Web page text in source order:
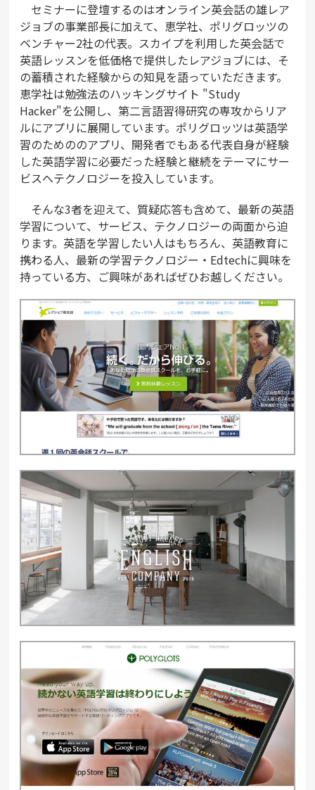
セミナーに登壇するのはオンライン英会話の雄レア
ジョブの事業部長に加えて、恵学社、ポリグロッツの
ベンチャー2社の代表。スカイプを利用した英会話で
英語レッスンを低価格で提供したレアジョブには、そ
の蓄積された経験からの知見を語っていただきます。
恵学社は勉強法のハッキングサイト "Study
Hacker"を公開し、第二言語習得研究の専攻からリア
ルにアプリに展開しています。ポリグロッツは英語学
習のためののアプリ、開発者でもある代表自身が経験
した英語学習に必要だった経験と継続をテーマにサー
ビスへテクノロジーを投入しています。
そんな3者を迎えて、質疑応答も含めて、最新の英語
学習について、サービス、テクノロジーの両面から迫
ります。英語を学習したい人はもちろん、英語教育に
携わる人、最新の学習テクノロジー・Edtechに興味を
持っている方、ご興味があればぜひお越しください。